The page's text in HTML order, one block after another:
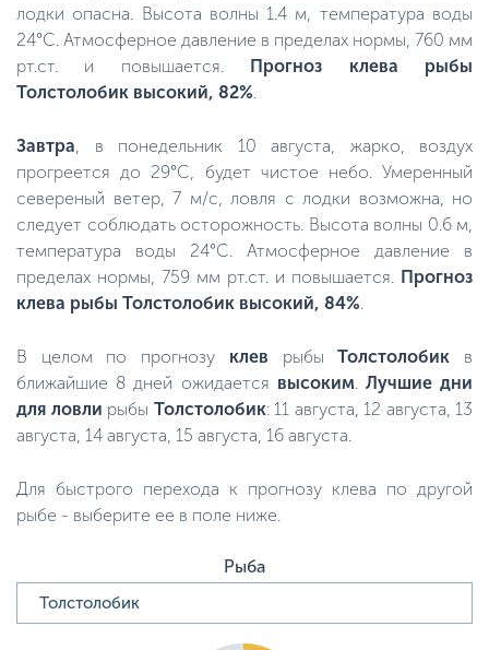
лодки опасна. Высота волны 1.4 м, температура воды
24°C. Атмосферное давление в пределах нормы, 760 мм
рт.ст. и повышается. Прогноз клева рыбы
Толстолобик высокий, 82%.
Завтра, в понедельник 10 августа, жарко, воздух
прогреется до 29°C, будет чистое небо. Умеренный
севереный ветер, 7 м/с, ловля с лодки возможна, но
следует соблюдать осторожность. Высота волны 0.6 м,
температура воды 24°C. Атмосферное давление в
пределах нормы, 759 мм рт.ст. и повышается. Прогноз
клева рыбы Толстолобик высокий, 84%.
В целом по прогнозу клев рыбыТолстолобик в
ближайшие 8 дней ожидается высоким. Лучшие дни
для ловли рыбы Толстолобик: 11 августа, 12 августа, 13
августа, 14 августа, 15 августа, 16 августа.
Для быстрого перехода к прогнозу клева по другой
рыбе - выберите ее в поле ниже.
Рыба